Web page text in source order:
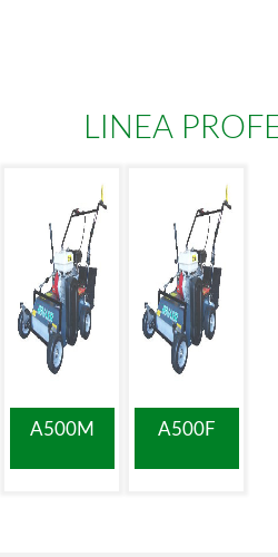
LINEA
A500M A500F